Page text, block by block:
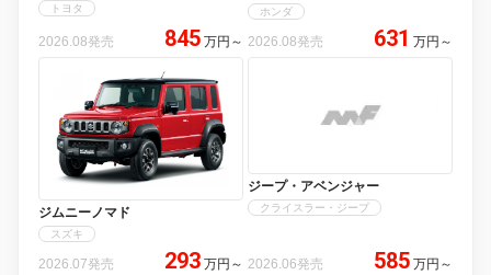
トヨタ
2026.08発売 845 万円 ～
ホンダ
2026.08発売 631 万円 ～
ジムニーノマド
スズキ
2026.07発売 293 万円 ～
ジープ・アベンジャー
クライスラー・ジープ
2026.06発売 585 万円 ～